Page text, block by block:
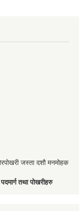
जस्ता दशौ मनमोहक
तथा पोखरीहरु